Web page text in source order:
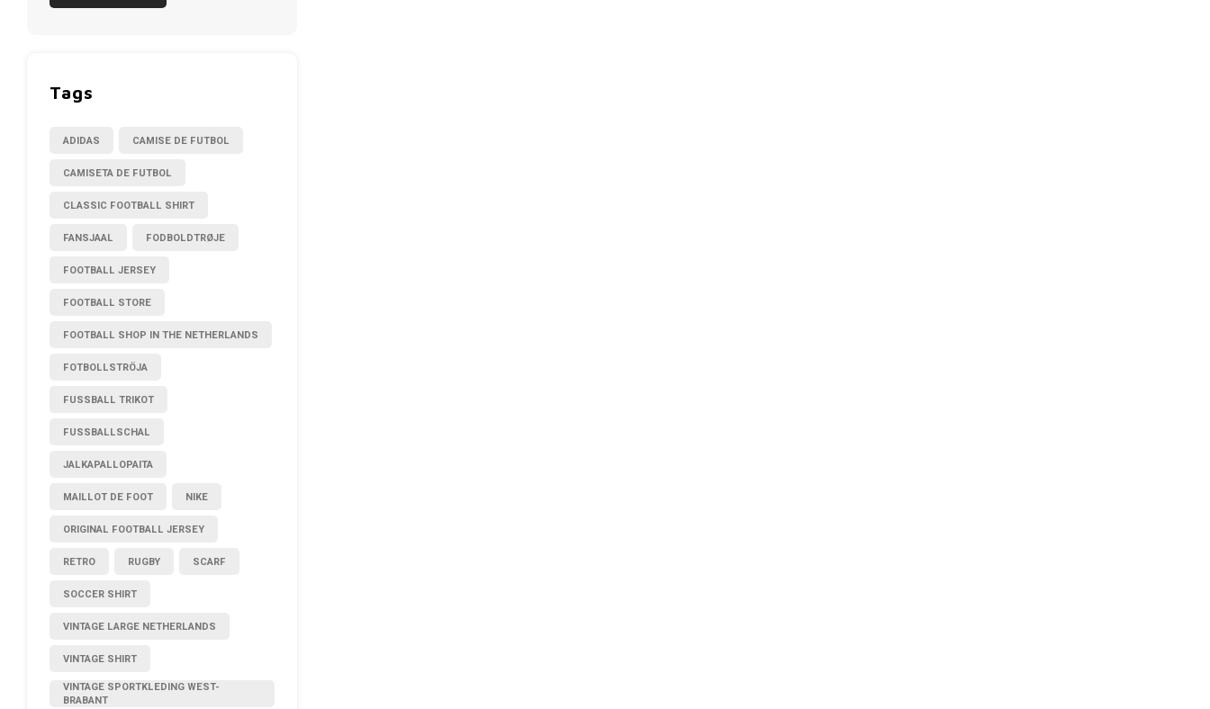
Tags
ADIDAS CAMISE DE FUTBOL
CAMISETA DE FUTBOL
CLASSIC FOOTBALL SHIRT
FANSJAAL FODBOLDTRØJE
FOOTBALL JERSEY
FOOTBALL STORE
FOOTBALL SHOP IN THE NETHERLANDS
FOTBOLLSTRÖJA
FUSSBALL TRIKOT
FUSSBALLSCHAL
JALKAPALLOPAITA
MAILLOT DE FOOT NIKE
ORIGINAL FOOTBALL JERSEY
RETRO RUGBY SCARF
SOCCER SHIRT
VINTAGE LARGE NETHERLANDS
VINTAGE SHIRT
VINTAGE SPORTKLEDING WEST-
BRABANT